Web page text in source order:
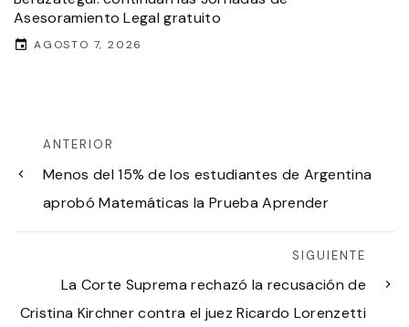
Asesoramiento Legal gratuito
AGOSTO 7, 2026
ANTERIOR
Menos del 15% de los estudiantes de Argentina
aprobó Matemáticas la Prueba Aprender
SIGUIENTE
La Corte Suprema rechazó la recusación de
Cristina Kirchner contra el juez Ricardo Lorenzetti